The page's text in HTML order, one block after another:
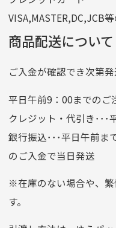
他銀行から
店名
四七
店番
478
預金種目
普通
口座番号
口座名義
株式
クレジットカード
VISA,MASTER,DC,JCB
商品配送について
ご入金が確認でき次第発
平日午前9：00までのご
クレジット・代引き･･･
銀行振込･･･平日午前ま
のご入金で当日発送
※在庫のない場合や、
す。